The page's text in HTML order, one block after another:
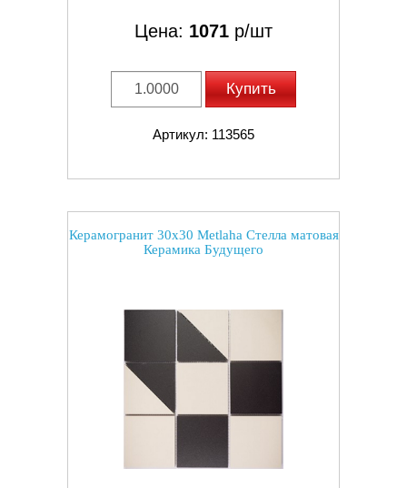
Цена: 1071 р/шт
Купить
Артикул: 113565
Керамогранит 30x30 Metlaha Стелла матовая
Керамика Будущего